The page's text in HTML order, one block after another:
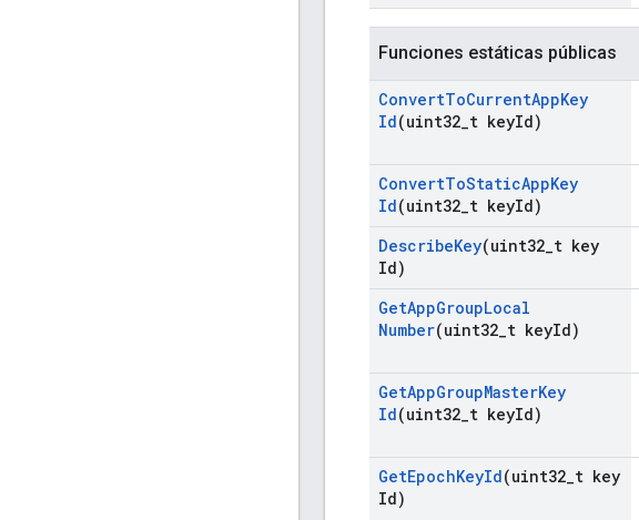
Funciones estáticas públicas
ConvertToCurrentAppKey
Id(uint32 t keyId)
ConvertToStaticAppKey
Id(uint32 t keyId)
DescribeKey(uint32 t key
Id)
GetAppGroupLocal
Number(uint32 t keyId)
GetAppGroupMasterKey
Id(uint32 t keyId)
GetEpochKeyId(uint32 t key
Id)